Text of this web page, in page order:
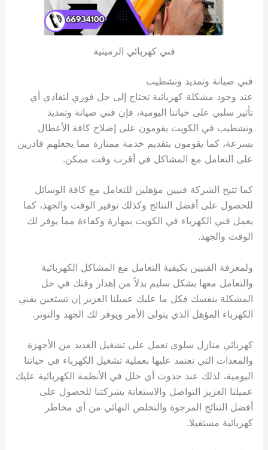
فني كهربائي الرميثية
فني صيانة وتمديد وتشطيب
عند وجود مشكلة كهربائية تحتاج إلى حل فوري لتفادي أي
تأثير سلبي على حياتنا اليومية، فإن فني صيانة وتمديد
وتشطيب في الكويت يقومون على إصلاح كافة الأعطال
بسرعة، كما يقومون بتقديم خدمة ممتازة مما يجعلهم قادرين
على التعامل مع المشاكل في أقرب وقت ممكن.
كما تتيح الشركة فنيين مؤهلين للتعامل مع كافة الوسائل
للحصول على أفضل النتائج وكذلك توفير الوقت والجهد، كما
يعمل فني الكهرباء في الكويت بمهارة وكفاءة مما يوفر لك
الوقت والجهد.
ولمعرفة الفنيين بكيفية التعامل مع المشاكل الكهربائية
والتعامل معها بشكل سليم بدلاً من إهدار وقتك في حل
المشكلة بنفسك فكل ما عليك عميلنا العزيز إن تستعين بفني
الكهرباء المؤهل الذي يتولى الأمر ويوفر لك الجهد والتوتر.
كهربائي منازل سلوى تعمل على تشغيل العديد من الأجهزة
والمعدات التي نعتمد عليها بعملية تشغيل الكهرباء في حياتنا
اليومية، لذلك عند حدوث أي خلل في الأنظمة الكهربائية عليك
عميلنا العزيز التواصل والاستعانة بشركتنا للحصول على
أفضل النتائج المرجوة والتخلص النهائي من أي مخاطر
كهربائية مستقبلا.